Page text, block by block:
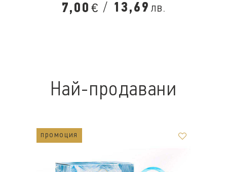
7,00 € / 13,69 лв.
Най-продавани
промоция